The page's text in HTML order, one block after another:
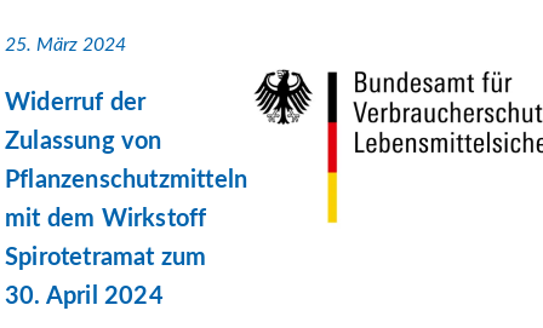
25. März 2024
Widerruf der
Zulassung von
Pflanzenschutzmitteln
mit dem Wirkstoff
Spirotetramat zum
30. April 2024